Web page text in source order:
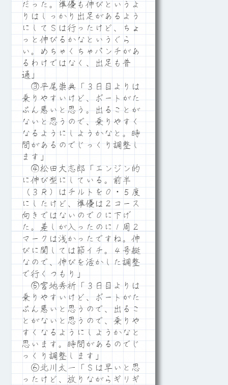
だった。準優も伸びというよ
りはしっかり出足があるよう
にしてＳは行ったけど、ちょ
っと伸びるかなというぐら
い。めちゃくちゃパンチがあ
るわけではなく、出足も普
通」
③平尾崇典「３日目よりは
乗りやすいけど、ボートがた
ぶん悪いと思う。出ることが
ないと思うので、乗りやすく
なるようにしようかなと。時
間があるのでじっくり調整し
ます」
④松田大志郎「エンジン的
に伸び型にしている。前半
（３Ｒ）はチルトを０・５度
にしたけど、準優は２コース
向きではないので０に下げ
た。差しが入ったのに１周２
マークは浅かったですね。伸
びに関しては節イチ。４号艇
なので、伸びを活かした調整
で行くつもり」
⑤宮地秀祈「３日目よりは
乗りやすいけど、ボートがた
ぶん悪いと思うので、出るこ
とがないと思うので、乗りや
すくなるようにしようかなと
思います。時間があるのでじ
っくり調整します」
⑥北川太一「Ｓは早いと思
ったけど、放りながらギリギ